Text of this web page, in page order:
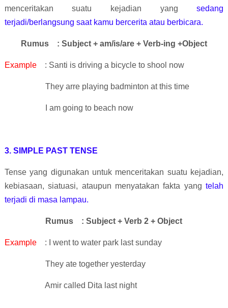
menceritakan suatu kejadian yangsedang
terjadi/berlangsung saat kamu bercerita atau berbicara.
Rumus: Subject + am/is/are + Verb-ing +Object
Example : Santi is driving a bicycle to shool now
They arre playing badminton at this time
I am going to beach now
3.SIMPLE PAST TENSE
Tense yang digunakan untuk menceritakan suatu kejadian,
kebiasaan, siatuasi, ataupun menyatakan fakta yangtelah
terjadi di masa lampau.
Rumus : Subject + Verb 2 + Object
Example: I went to water park last sunday
They ate together yesterday
Amir called Dita last night